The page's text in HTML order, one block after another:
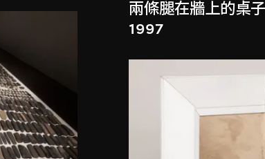
兩條腿在牆上的桌子
1997